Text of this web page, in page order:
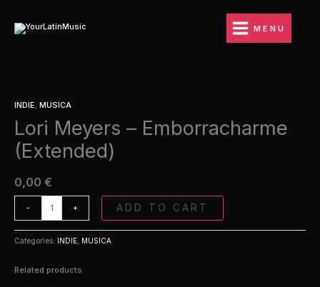
contenido
MENU
INDIE, MUSICA
Lori Meyers – Emborracharme
(Extended)
0,00 €
-
Meyers
-
Emborracharme
(Extended)
+ ADD TO CART
Categories: INDIE MUSICA
Related products
(Extended)
quantity